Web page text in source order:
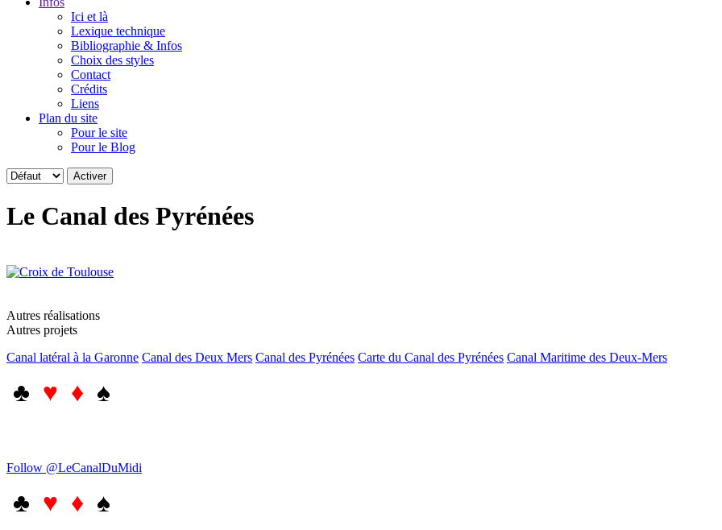
Ici et là
Lexique technique
Bibliographie & Infos
Choix des styles
Contact
Crédits
Liens
Plan du site
Pour le site
Pour le Blog
Le Canal des Pyrénées
Autres réalisations
Autres projets
Canal latéral à la Garonne Canal des Deux Mers Canal des Pyrénées Carte du Canal des Pyrénées Canal Maritime des Deux-Mers
♣ ♥ ♦ ♠
Follow @LeCanalDuMidi
♣ ♥ ♦ ♠